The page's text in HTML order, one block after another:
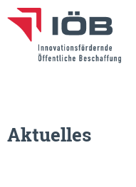
Aktuelles